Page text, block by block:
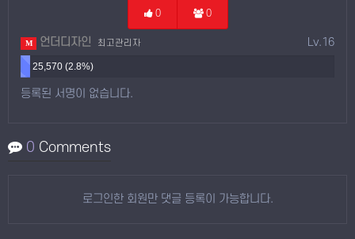
0 0
Lv.16
M 언더디자인 최고관리자
25,570 (2.8%)
등록된 서명이 없습니다.
0 Comments
로그인한 회원만 댓글 등록이 가능합니다.